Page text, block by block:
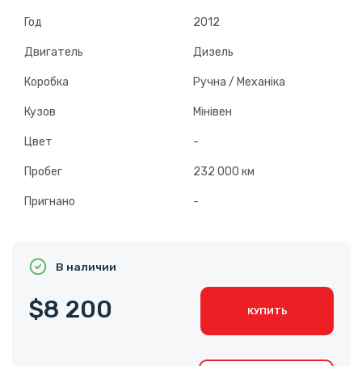
Год 2012
Двигатель Дизель
Коробка Ручна / Механіка
Кузов Мінівен
Цвет -
Пробег 232 000 км
Пригнано -
В наличии
$8 200 КУПИТЬ